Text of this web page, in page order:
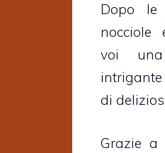
Dopo le
nocciole
voi
di
Grazie a